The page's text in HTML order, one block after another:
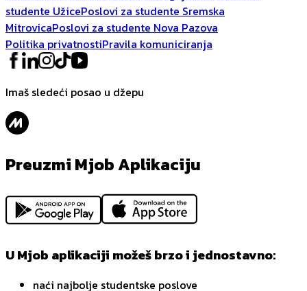
studente UžicePoslovi za studente Sremska
MitrovicaPoslovi za studente Nova Pazova
Politika privatnostiPravila komuniciranja
Imaš sledeći posao u džepu
Preuzmi Mjob Aplikaciju
U Mjob aplikaciji možeš brzo i jednostavno:
naći najbolje studentske poslove